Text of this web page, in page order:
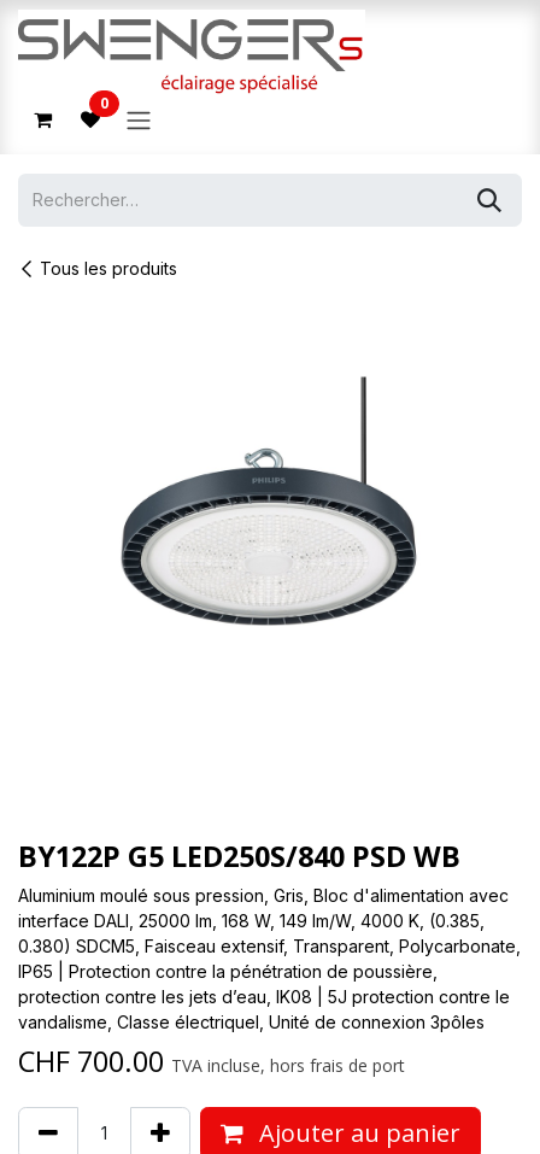
Se rendre au contenu
0
Tous les produits
BY122P G5 LED250S/840 PSD WB
Aluminium moulé sous pression, Gris, Bloc d'alimentation avec
interface DALI, 25000 lm, 168 W, 149 lm/W, 4000 K, (0.385,
0.380) SDCM5, Faisceau extensif, Transparent, Polycarbonate,
IP65 | Protection contre la pénétration de poussière,
protection contre les jets d’eau, IK08 | 5J protection contre le
vandalisme, Classe électriqueI, Unité de connexion 3pôles
CHF 700.00 TVA incluse, hors frais de port
Ajouter au panier